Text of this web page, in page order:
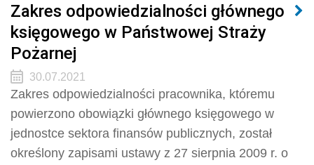
Zakres odpowiedzialności głównego
księgowego w Państwowej Straży
Pożarnej
30.07.2021
Zakres odpowiedzialności pracownika, któremu
powierzono obowiązki głównego księgowego w
jednostce sektora finansów publicznych, został
określony zapisami ustawy z 27 sierpnia 2009 r. o